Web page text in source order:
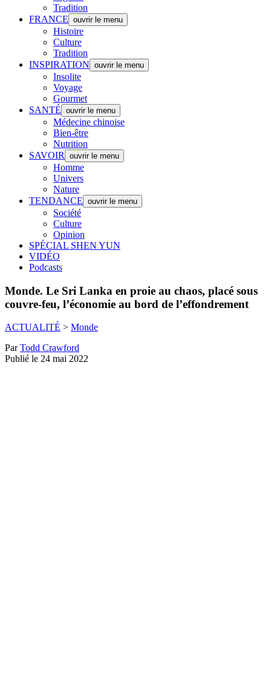
Tradition
FRANCE ouvrir le menu
Histoire
Culture
Tradition
INSPIRATION ouvrir le menu
Insolite
Voyage
Gourmet
SANTÉ ouvrir le menu
Médecine chinoise
Bien-être
Nutrition
SAVOIR
ouvrir le menu
Homme
Univers
Nature
TENDANCE ouvrir le menu
Société
Culture
Opinion
SPÉCIAL SHEN YUN
VIDÉO
Podcasts
Monde. Le Sri Lanka en proie au chaos, placé sous
couvre-feu, l’économie au bord de l’effondrement
ACTUALITÉ > Monde
ParTodd Crawford
Publié le 24 mai 2022